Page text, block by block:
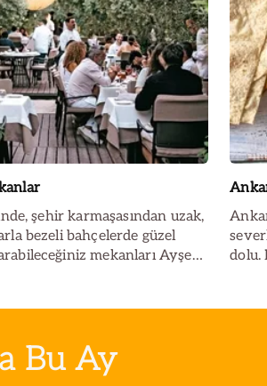
şehir karmaşasından uzak,
bezeli bahçelerde güzel
mekanları Ayşe
dolu.
Bu Ay